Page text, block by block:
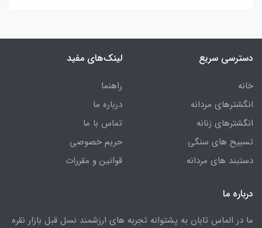
دسترسی سریع
خانه
انگشترهای مردانه
انگشترهای زنانه
تسبیح های سنگی
دستبند های مردانه
لینک‌های مفید
راهنما
درباره ما
تماس با ما
حریم خصوصی
قوانین و مقررات
درباره ما
ما در الماس تابان به پشتوانه تجربه های ارزشمند نسل قبل بازار نقره